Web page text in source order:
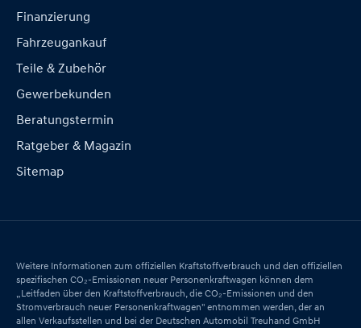
Finanzierung
Fahrzeugankauf
Teile & Zubehör
Gewerbekunden
Beratungstermin
Ratgeber & Magazin
Sitemap
Weitere Informationen zum offiziellen Kraftstoffverbrauch und den offiziellen
spezifischen CO₂-Emissionen neuer Personenkraftwagen können dem
„Leitfaden über den Kraftstoffverbrauch, die CO₂-Emissionen und den
Stromverbrauch neuer Personenkraftwagen" entnommen werden, der an
allen Verkaufsstellen und bei der Deutschen Automobil Treuhand GmbH